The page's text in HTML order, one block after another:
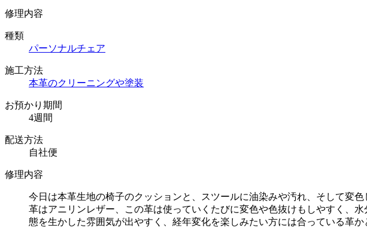
修理内容
種類
パーソナルチェア
施工方法
本革のクリーニングや塗装
お預かり期間
4週間
配送方法
自社便
修理内容
今日は本革生地の椅子のクッションと、スツールに油染みや汚れ、そして変色
革はアニリンレザー、この革は使っていくたびに変色や色抜けもしやすく、
態を生かした雰囲気が出やすく、経年変化を楽しみたい方には合っている革か